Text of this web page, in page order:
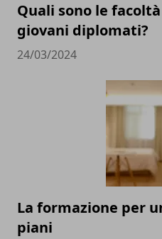
Quali sono le
giovani diplomati?
24/03/2024
La formazione per
piani